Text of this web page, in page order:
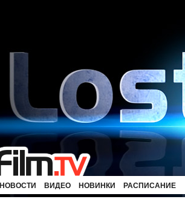
НОВОСТИ ВИДЕО НОВИНКИ РАСПИСАНИЕ